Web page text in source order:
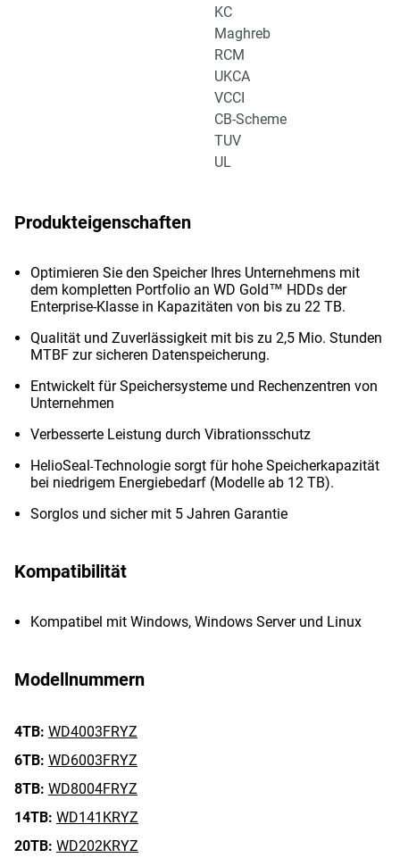
KC
Maghreb
RCM
UKCA
VCCI
CB-Scheme
TUV
UL
Produkteigenschaften
Optimieren Sie den Speicher Ihres Unternehmens mit
dem kompletten Portfolio an WD Gold™ HDDs der
Enterprise-Klasse in Kapazitäten von bis zu 22 TB.
Qualität und Zuverlässigkeit mit bis zu 2,5 Mio. Stunden
MTBF zur sicheren Datenspeicherung.
Entwickelt für Speichersysteme und Rechenzentren von
Unternehmen
Verbesserte Leistung durch Vibrationsschutz
HelioSeal-Technologie sorgt für hohe Speicherkapazität
bei niedrigem Energiebedarf (Modelle ab 12 TB).
Sorglos und sicher mit 5 Jahren Garantie
Kompatibilität
Kompatibel mit Windows, Windows Server und Linux
Modellnummern
4TB: WD4003FRYZ
6TB: WD6003FRYZ
8TB: WD8004FRYZ
14TB: WD141KRYZ
20TB: WD202KRYZ